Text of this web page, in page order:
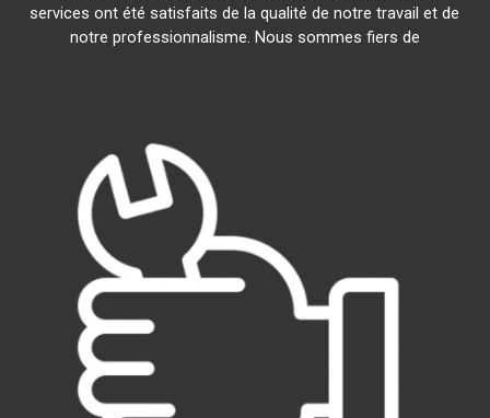
services ont été satisfaits de la qualité de notre travail et de
notre professionnalisme. Nous sommes fiers de